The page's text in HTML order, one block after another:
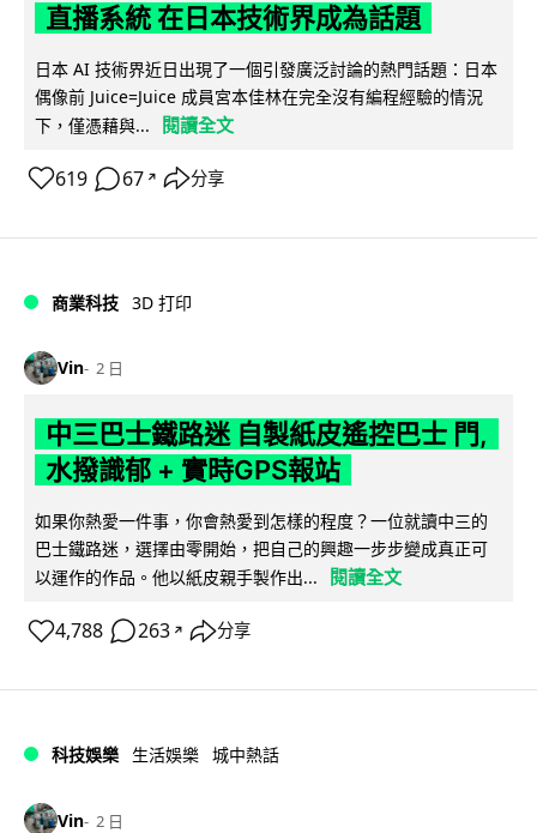
直播系統 在日本技術界成為話題
日本 AI 技術界近日出現了一個引發廣泛討論的熱門話題：日本
偶像前 Juice=Juice 成員宮本佳林在完全沒有編程經驗的情況
下，僅憑藉與...
閱讀全文
619 67 ↗ 分享
商業科技 3D 打印
Vin 2 日
中三巴士鐵路迷 自製紙皮遙控巴士 門,
水撥識郁 + 實時GPS報站
如果你熱愛一件事，你會熱愛到怎樣的程度？一位就讀中三的
巴士鐵路迷，選擇由零開始，把自己的興趣一步步變成真正可
以運作的作品。他以紙皮親手製作出...
閱讀全文
4,788 263 ↗ 分享
科技娛樂 生活娛樂 城中熱話
Vin 2 日